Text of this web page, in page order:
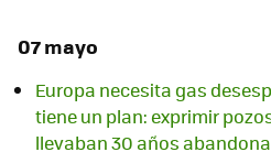
07 mayo
Europa necesita gas
tiene un plan: exprimir
llevaban 30 años